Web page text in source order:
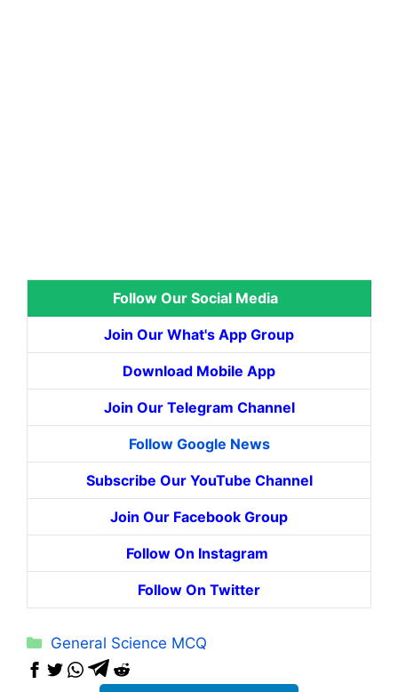
Follow Our Social Media
Join Our What's App Group
Download Mobile App
Join Our Telegram Channel
Follow Google News
Subscribe Our YouTube Channel
Join Our Facebook Group
Follow On Instagram
Follow On Twitter
Categories
General Science MCQ